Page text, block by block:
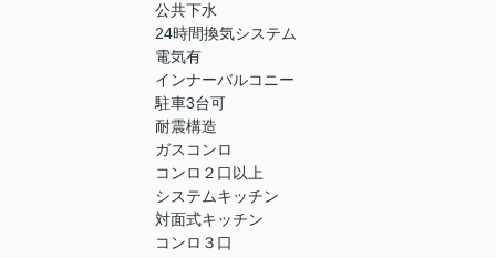
公共下水
24時間換気システム
電気有
インナーバルコニー
駐車3台可
耐震構造
ガスコンロ
コンロ２口以上
システムキッチン
対面式キッチン
コンロ３口